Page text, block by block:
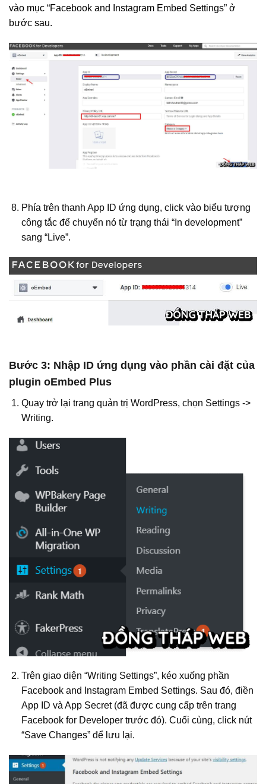
vào mục “Facebook and Instagram Embed Settings” ở
bước sau.
Phía trên thanh App ID ứng dụng, click vào biểu tượng
công tắc để chuyển nó từ trạng thái “In development”
sang “Live”.
Bước 3: Nhập ID ứng dụng vào phần cài đặt của
plugin oEmbed Plus
Quay trở lại trang quản trị WordPress, chọn Settings ->
Writing.
Trên giao diện “Writing Settings”, kéo xuống phần
Facebook and Instagram Embed Settings. Sau đó, điền
App ID và App Secret (đã được cung cấp trên trang
Facebook for Developer trước đó). Cuối cùng, click nút
“Save Changes” để lưu lại.